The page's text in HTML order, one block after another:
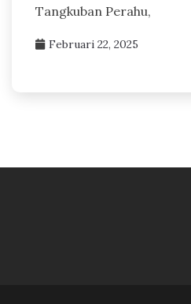
Tangkuban Perahu,
Februari 22, 2025